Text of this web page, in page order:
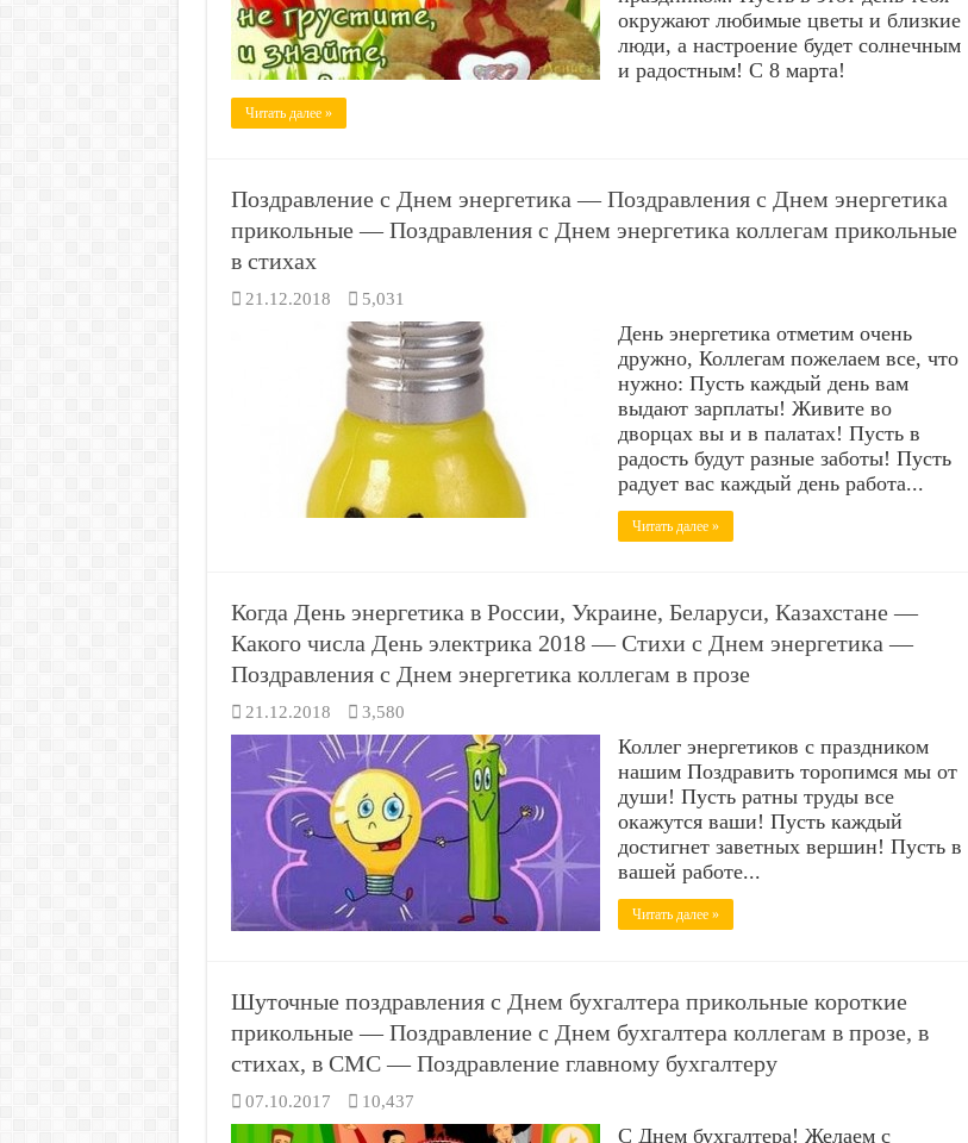
окружают любимые цветы и близкие
люди, а настроение будет солнечным
и радостным! С 8 марта!
Читать далее »
Поздравление с Днем энергетика — Поздравления с Днем энергетика
прикольные — Поздравления с Днем энергетика коллегам прикольные
в стихах
21.12.2018 5,031
День энергетика отметим очень
дружно, Коллегам пожелаем все, что
нужно: Пусть каждый день вам
выдают зарплаты! Живите во
дворцах вы и в палатах! Пусть в
радость будут разные заботы! Пусть
радует вас каждый день работа...
Читать далее »
Когда День энергетика в России, Украине, Беларуси, Казахстане —
Какого числа День электрика 2018 — Стихи с Днем энергетика —
Поздравления с Днем энергетика коллегам в прозе
21.12.2018 3,580
Коллег энергетиков с праздником
нашим Поздравить торопимся мы от
души! Пусть ратны труды все
окажутся ваши! Пусть каждый
достигнет заветных вершин! Пусть в
вашей работе...
Читать далее »
Шуточные поздравления с Днем бухгалтера прикольные короткие
прикольные — Поздравление с Днем бухгалтера коллегам в прозе, в
стихах, в СМС — Поздравление главному бухгалтеру
07.10.2017 10,437
С Днем бухгалтера! Желаем с